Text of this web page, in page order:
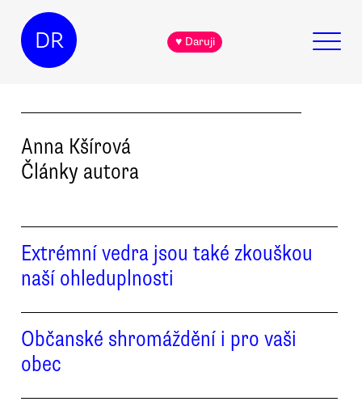
DR ♥ Daruji
Anna Kšírová
Články autora
Extrémní vedra jsou také zkouškou
naší ohleduplnosti
Občanské shromáždění i pro vaši
obec